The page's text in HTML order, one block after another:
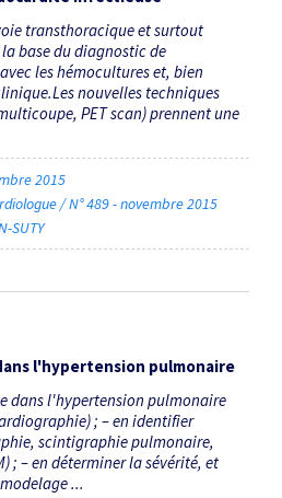
transthoracique et surtout
base du diagnostic de
les hémocultures et, bien
nouvelles techniques
PET scan) prennent une
2015
/ N° 489 - novembre 2015
SUTY
l'hypertension pulmonaire
dans l'hypertension pulmonaire
; – en identifier
scintigraphie pulmonaire,
; – en déterminer la sévérité, et
...